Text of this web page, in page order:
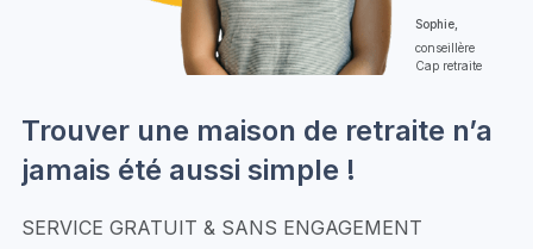
Sophie,
conseillère
Cap retraite
Trouver une maison de retraite n’a
jamais été aussi simple !
SERVICE GRATUIT & SANS ENGAGEMENT